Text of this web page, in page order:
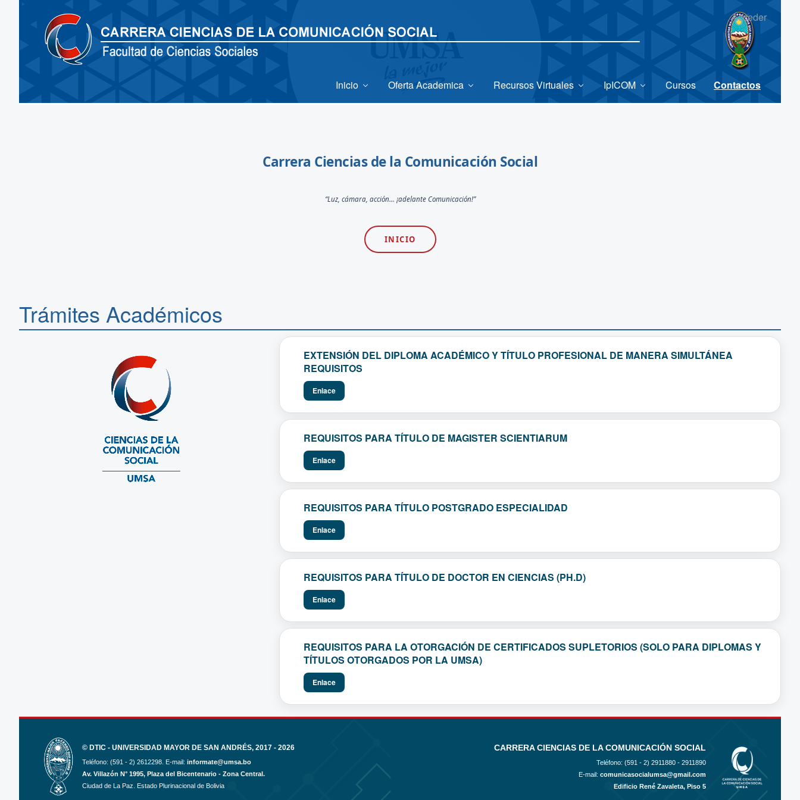
Acceder
Inicio Oferta Academica Recursos Virtuales IpICOM Cursos Contactos
Carrera Ciencias de la Comunicación Social
“Luz, cámara, acción... ¡adelante Comunicación!”
INICIO
Trámites Académicos
EXTENSIÓN DEL DIPLOMA ACADÉMICO Y TÍTULO PROFESIONAL DE MANERA SIMULTÁNEA
REQUISITOS
Enlace
REQUISITOS PARA TÍTULO DE MAGISTER SCIENTIARUM
Enlace
REQUISITOS PARA TÍTULO POSTGRADO ESPECIALIDAD
Enlace
REQUISITOS PARA TÍTULO DE DOCTOR EN CIENCIAS (PH.D)
Enlace
REQUISITOS PARA LA OTORGACIÓN DE CERTIFICADOS SUPLETORIOS (SOLO PARA DIPLOMAS Y
TÍTULOS OTORGADOS POR LA UMSA)
Enlace
© DTIC - UNIVERSIDAD MAYOR DE SAN ANDRÉS, 2017 - 2026
Teléfono: (591 - 2) 2612298. E-mail: informate@umsa.bo
Av. Villazón N° 1995, Plaza del Bicentenario - Zona Central.
Ciudad de La Paz. Estado Plurinacional de Bolivia
CARRERA CIENCIAS DE LA COMUNICACIÓN SOCIAL
Teléfono: (591 - 2) 2911880 - 2911890
E-mail: comunicasocialumsa@gmail.com
Edificio René Zavaleta, Piso 5